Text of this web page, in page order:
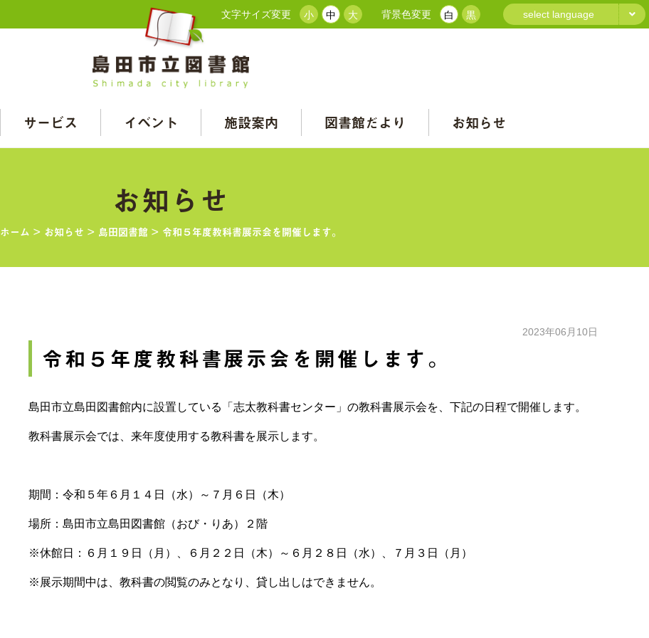
文字サイズ変更 小 中 大 背景色変更 白 黒 select language
サービス イベント 施設案内 図書館だより お知らせ
お知らせ
ホーム > お知らせ > 島田図書館 > 令和５年度教科書展示会を開催します。
2023年06月10日
令和５年度教科書展示会を開催します。
島田市立島田図書館内に設置している「志太教科書センター」の教科書展示会を、下記の日程で開催します。
教科書展示会では、来年度使用する教科書を展示します。
期間：令和５年６月１４日（水）～７月６日（木）
場所：島田市立島田図書館（おび・りあ）２階
※休館日：６月１９日（月）、６月２２日（木）～６月２８日（水）、７月３日（月）
※展示期間中は、教科書の閲覧のみとなり、貸し出しはできません。